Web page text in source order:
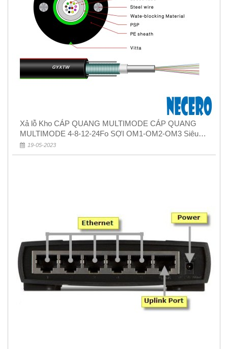
Xả lỗ Kho CÁP QUANG MULTIMODE CÁP QUANG
MULTIMODE 4-8-12-24Fo SỢI OM1-OM2-OM3 Siêu
Rẻ 5k
19-05-2023